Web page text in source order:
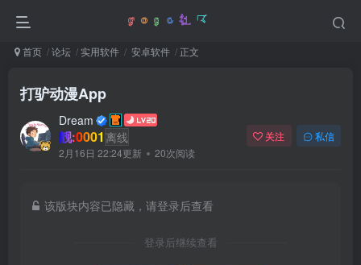
首页 论坛 实用软件 安卓软件 正文
打驴动漫App
Dream
靓:0001 离线
2月16日 22:24更新 20次阅读
关注 私信
该版块内容已隐藏，请登录后查看
登录后继续查看